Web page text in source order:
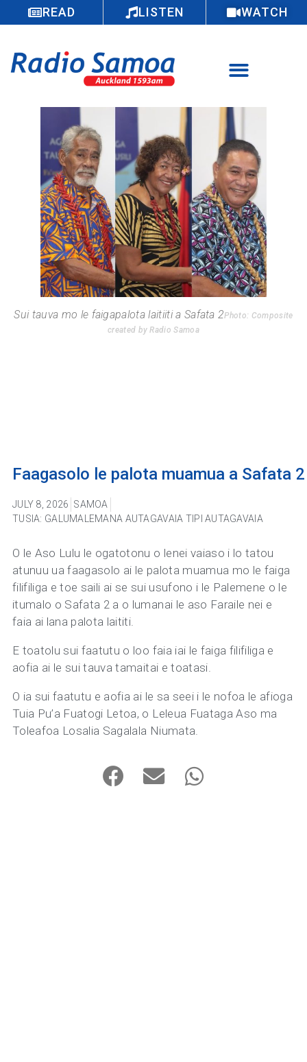
READ LISTEN WATCH
Sui tauva mo le faigapalota laitiiti a Safata 2Photo: Composite
created by Radio Samoa
Faagasolo le palota muamua a Safata
JULY 8, 2026 SAMOA
TUSIA: GALUMALEMANA AUTAGAVAIA TIPI AUTAGAVAIA
O le Aso Lulu le ogatotonu o lenei vaiaso i lo tatou
atunuu ua faagasolo ai le palota muamua mo le faiga
filifiliga e toe saili ai se sui usufono i le Palemene o le
itumalo o Safata 2 a o lumanai le aso Faraile nei e
faia ai lana palota laititi.
E toatolu sui faatutu o loo faia iai le faiga filifiliga e
aofia ai le sui tauva tamaitai e toatasi.
O ia sui faatutu e aofia ai le sa seei i le nofoa le afioga
Tuia Pu’a Fuatogi Letoa, o Leleua Fuataga Aso ma
Toleafoa Losalia Sagalala Niumata.